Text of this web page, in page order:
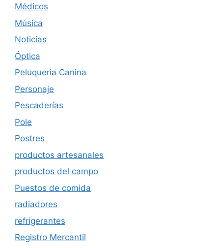
Médicos
Música
Noticias
Óptica
Peluqueria Canina
Personaje
Pescaderías
Pole
Postres
productos artesanales
productos del campo
Puestos de comida
radiadores
refrigerantes
Registro Mercantil